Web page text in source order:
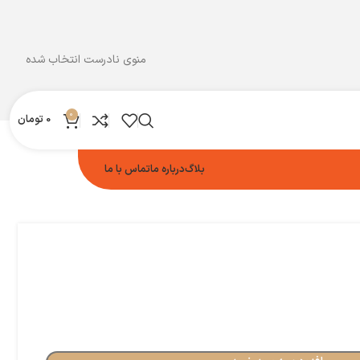
منوی نادرست انتخاب شده
0
0 تومان
بلاگدرباره ماتماس با ما